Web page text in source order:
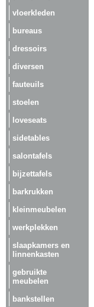
vloerkleden
bureaus
dressoirs
diversen
fauteuils
stoelen
loveseats
sidetables
salontafels
bijzettafels
barkrukken
kleinmeubelen
werkplekken
slaapkamers en
linnenkasten
gebruikte
meubelen
bankstellen